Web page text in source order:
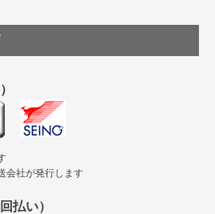
のロールタイプはありますか？
包装紙に適した紙はありますか？
ップ
会社が発行します
払い）